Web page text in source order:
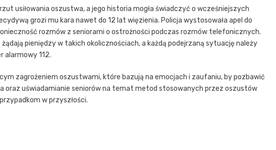
usiłowania oszustwa, a jego historia mogła świadczyć o wcześniejszych
grozi mu kara nawet do 12 lat więzienia. Policja wystosowała apel do
rozmów z seniorami o ostrożności podczas rozmów telefonicznych.
pieniędzy w takich okolicznościach, a każdą podejrzaną sytuację należy
alarmowy 112.
zagrożeniem oszustwami, które bazują na emocjach i zaufaniu, by pozbawić
oraz uświadamianie seniorów na temat metod stosowanych przez oszustów
w przyszłości.